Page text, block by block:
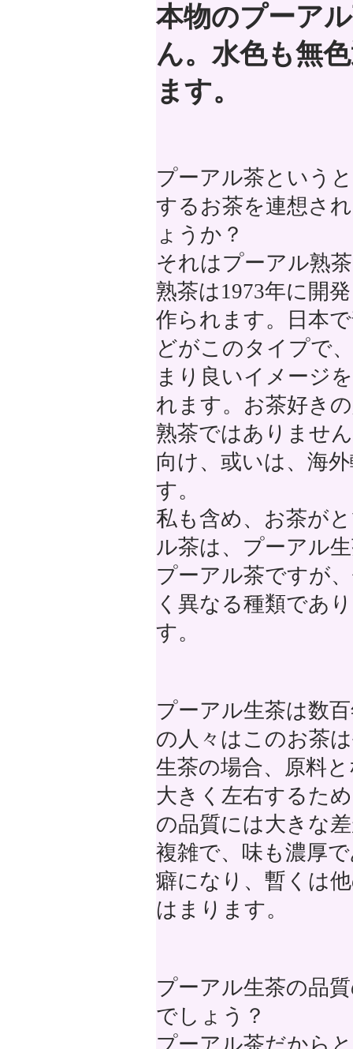
本物のプーア
ん。水色も無
ます。
プーアル茶という
するお茶を連想さ
ょうか？
それはプーアル熟
熟茶は1973年に開
作られます。日本
どがこのタイプで
まり良いイメージ
れます。お茶好き
熟茶ではありませ
向け、或いは、海
す。
私も含め、お茶が
ル茶は、プーアル
プーアル茶ですが
く異なる種類であ
す。
プーアル生茶は数
の人々はこのお茶
生茶の場合、原料
大きく左右するた
の品質には大きな
複雑で、味も濃厚
癖になり、暫くは
はまります。
プーアル生茶の品
でしょう？